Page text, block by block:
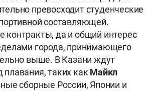
превосходит студенческие
составляющей.
контракты, да и общий интерес
города, принимающего
выше. В Казани ждут
таких какМайкл
сборные России, Японии и